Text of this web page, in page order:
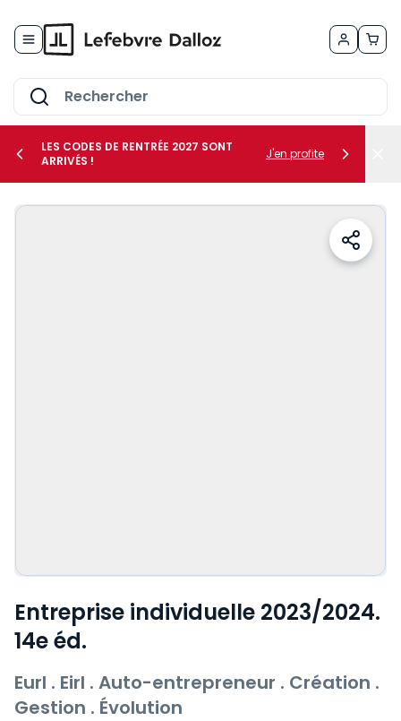
le sous-menu Vos métiers
LES CODES DE RENTRÉE 2027 SONT
ARRIVÉS !
J'en profite
Entreprise individuelle 2023/2024.
14e éd.
Eurl . Eirl . Auto-entrepreneur . Création .
Gestion . Évolution